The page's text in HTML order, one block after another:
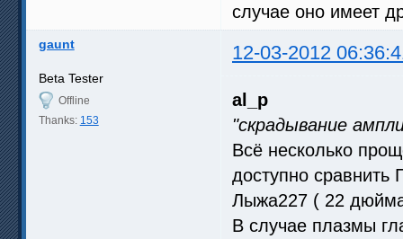
случае оно имеет
gaunt 12-03-2012
Beta Tester
Offline
Thanks: 153
al_p
"скрадывание
Всё несколько
доступно
Лыжа227 ( 22
В случае плазмы